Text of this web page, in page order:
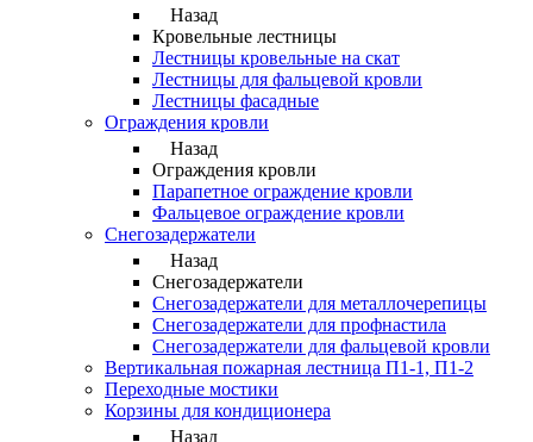
Назад
Кровельные лестницы
Лестницы кровельные на скат
Лестницы для фальцевой кровли
Лестницы фасадные
Ограждения кровли
Назад
Ограждения кровли
Парапетное ограждение кровли
Фальцевое ограждение кровли
Снегозадержатели
Назад
Снегозадержатели
Снегозадержатели для металлочерепицы
Снегозадержатели для профнастила
Снегозадержатели для фальцевой кровли
Вертикальная пожарная лестница П1-1, П1-2
Переходные мостики
Корзины для кондиционера
Назад